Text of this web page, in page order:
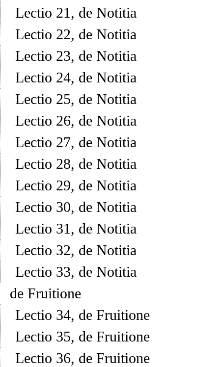
Lectio 21, de Notitia
Lectio 22, de Notitia
Lectio 23, de Notitia
Lectio 24, de Notitia
Lectio 25, de Notitia
Lectio 26, de Notitia
Lectio 27, de Notitia
Lectio 28, de Notitia
Lectio 29, de Notitia
Lectio 30, de Notitia
Lectio 31, de Notitia
Lectio 32, de Notitia
Lectio 33, de Notitia
de Fruitione
Lectio 34, de Fruitione
Lectio 35, de Fruitione
Lectio 36, de Fruitione